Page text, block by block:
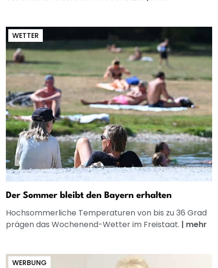
WETTER
Der Sommer bleibt den Bayern erhalten
Hochsommerliche Temperaturen von bis zu 36 Grad
prägen das Wochenend-Wetter im Freistaat. | mehr
WERBUNG